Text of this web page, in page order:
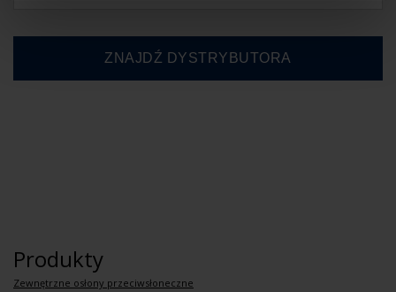
Produkty
Zewnętrzne osłony przeciwsłoneczne